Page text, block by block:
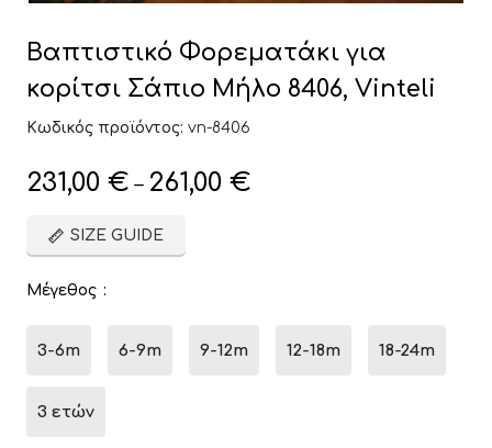
Βαπτιστικό Φορεματάκι για
κορίτσι Σάπιο Μήλο 8406, Vinteli
Κωδικός προϊόντος: vn-8406
231,00 € – 261,00 €
SIZE GUIDE
Μέγεθος
3-6m 6-9m 9-12m 12-18m 18-24m
3 ετών